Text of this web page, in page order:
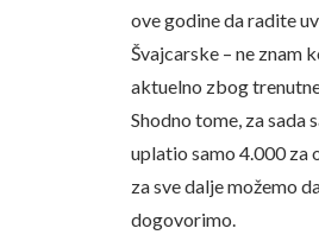
ove godine da radite
Švajcarske – ne znam
aktuelno zbog
Shodno tome, za sada
uplatio samo 4.000 za
za sve dalje možemo
dogovorimo.